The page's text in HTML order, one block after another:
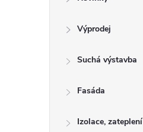
Výprodej
Suchá výstavba
Fasáda
Izolace, zateplení